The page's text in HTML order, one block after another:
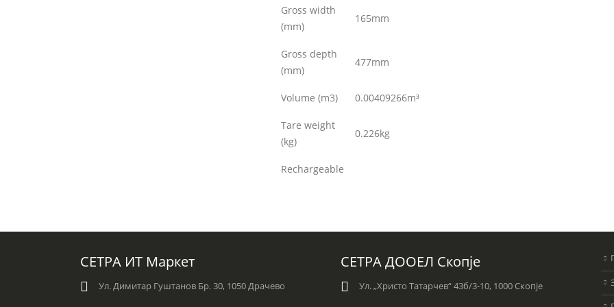
Gross width
(mm)
165mm
Gross depth
(mm)
477mm
Volume (m3) 0.00409266m³
Tare weight
(kg)
0.226kg
Rechargeable
СЕТРА ИТ Маркет
Ул. Димитар Гуштанов Бр. 30, 1050 Драчево
СЕТРА ДООЕЛ Скопје
Ул. „Христо Татарчев“ 43б/3-10, 1000 Скопје